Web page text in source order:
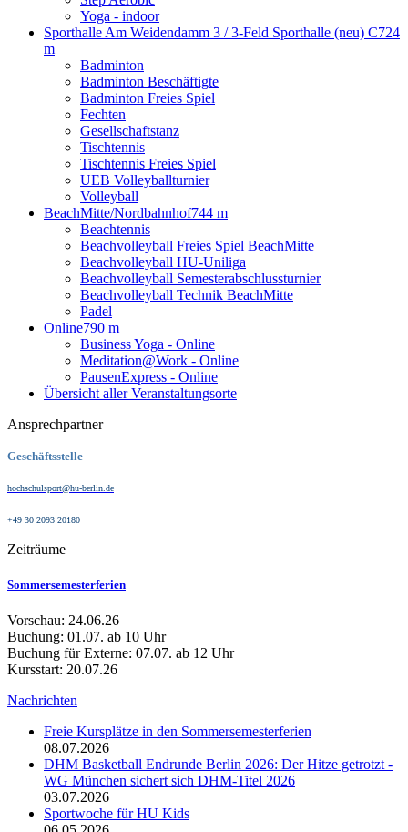
Yoga - indoor
Sporthalle Am Weidendamm 3 / 3-Feld Sporthalle (neu) C724
m
Badminton
Badminton Beschäftigte
Badminton Freies Spiel
Fechten
Gesellschaftstanz
Tischtennis
Tischtennis Freies Spiel
UEB Volleyballturnier
Volleyball
BeachMitte/Nordbahnhof744 m
Beachtennis
Beachvolleyball Freies Spiel BeachMitte
Beachvolleyball HU-Uniliga
Beachvolleyball Semesterabschlussturnier
Beachvolleyball Technik BeachMitte
Padel
Online790 m
Business Yoga - Online
Meditation@Work - Online
PausenExpress - Online
Übersicht aller Veranstaltungsorte
Ansprechpartner
Geschäftsstelle
hochschulsport@hu-berlin.de
+49 30 2093 20180
Zeiträume
Sommersemesterferien
Vorschau: 24.06.26
Buchung: 01.07. ab 10 Uhr
Buchung für Externe: 07.07. ab 12 Uhr
Kursstart: 20.07.26
Nachrichten
Freie Kursplätze in den Sommersemesterferien
08.07.2026
DHM Basketball Endrunde Berlin 2026: Der Hitze getrotzt -
WG München sichert sich DHM-Titel 2026
03.07.2026
Sportwoche für HU Kids